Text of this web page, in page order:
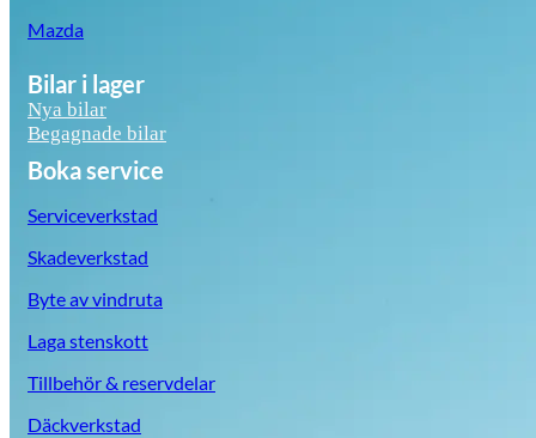
Mazda
Bilar i lager
Nya bilar
Begagnade bilar
Boka service
Serviceverkstad
Skadeverkstad
Byte av vindruta
Laga stenskott
Tillbehör & reservdelar
Däckverkstad